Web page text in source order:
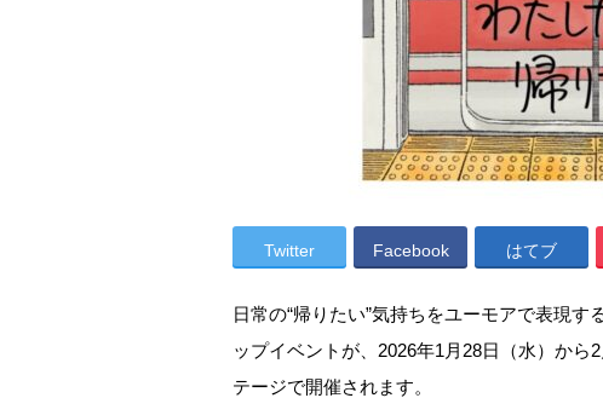
Twitter Facebook はてブ
日常の“帰りたい”気持ちをユーモアで表現
ップイベントが、2026年1月28日（水）か
テージで開催されます。